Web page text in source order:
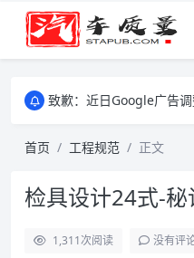
致歉：近日Google广告调整，导致部分广告遮挡页面，
致歉：近日Google广告调整，导致部分广告遮挡页面，
首页 工程规范 正文
检具设计24式-秘
1,311次阅读 没有评